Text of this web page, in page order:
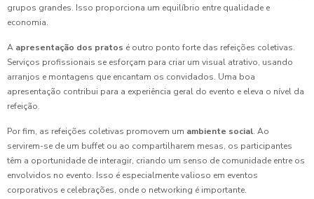
grupos grandes. Isso proporciona um equilíbrio entre qualidade e
economia.
A apresentação dos pratos é outro ponto forte das refeições coletivas.
Serviços profissionais se esforçam para criar um visual atrativo, usando
arranjos e montagens que encantam os convidados. Uma boa
apresentação contribui para a experiência geral do evento e eleva o nível da
refeição.
Por fim, as refeições coletivas promovem um ambiente social. Ao
servirem-se de um buffet ou ao compartilharem mesas, os participantes
têm a oportunidade de interagir, criando um senso de comunidade entre os
envolvidos no evento. Isso é especialmente valioso em eventos
corporativos e celebrações, onde o networking é importante.